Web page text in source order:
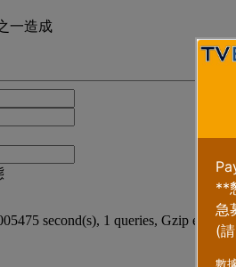
一造成
second(s), 1 queries, Gzip enabled